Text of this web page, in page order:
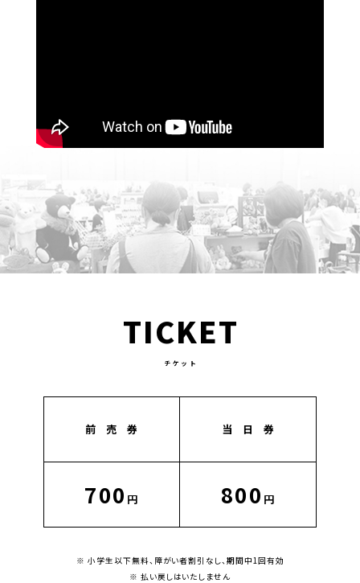
TICKET
チケット
前 売 券 当 日 券
700 円 800 円
※ 小学生以下無料、障がい者割引なし、期間中1回有効
※ 払い戻しはいたしません